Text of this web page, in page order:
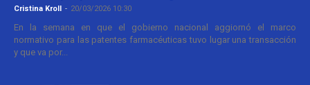
Cristina Kroll - 20/03/2026 10:30
En la semana en que el gobierno nacional aggiornó el marco
normativo para las patentes farmacéuticas tuvo lugar una transacción
y que va por...